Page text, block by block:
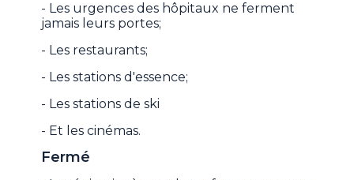
- Les urgences des hôpitaux ne ferment
jamais leurs portes;
- Les restaurants;
- Les stations d'essence;
- Les stations de ski
- Et les cinémas.
Fermé